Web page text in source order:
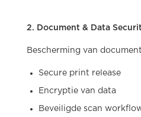
2. Document & Data
Bescherming van
Secure print release
Encryptie van data
Beveiligde scan